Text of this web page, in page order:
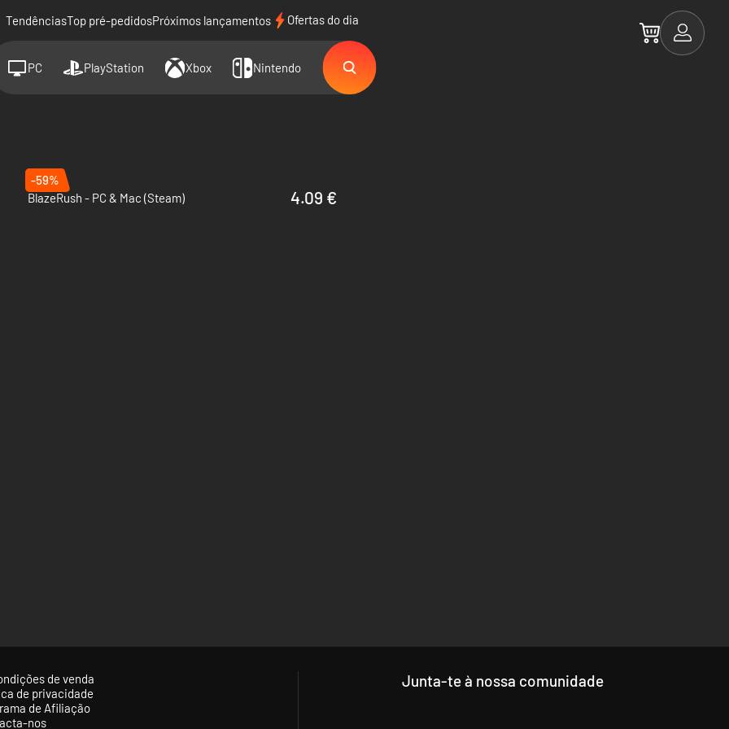
TendênciasTop pré-pedidosPróximos lançamentos Ofertas do dia
PC PlayStation Xbox Nintendo
-59%
BlazeRush - PC & Mac (Steam)
4.09 €
de venda
de privacidade
de Afiliação
nos
Junta-te à nossa comunidade